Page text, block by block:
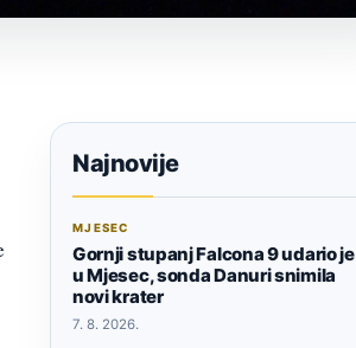
Najnovije
MJESEC
Gornji stupanj Falcona 9 udario je
u Mjesec, sonda Danuri snimila
novi krater
7. 8. 2026.